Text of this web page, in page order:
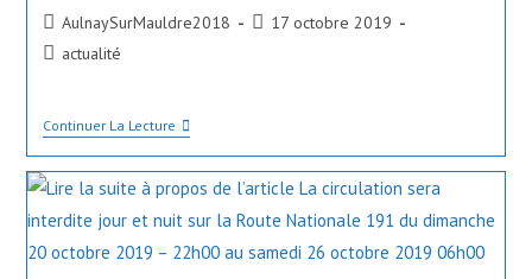
Auteur/autrice
de
AulnaySurMauldre2018
Publication
17 octobre 2019
Postactualité
Continuer La LecturePlannings
D’
Activités
Des
Vacances
De
Toussaint